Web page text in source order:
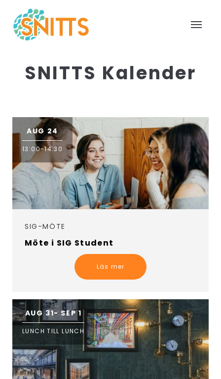
SNITTS Kalender
AUG 24
13:00-14:30
SIG-MÖTE
Möte i SIG Student
Läs mer
AUG 31- SEP 1
LUNCH TILL LUNCH